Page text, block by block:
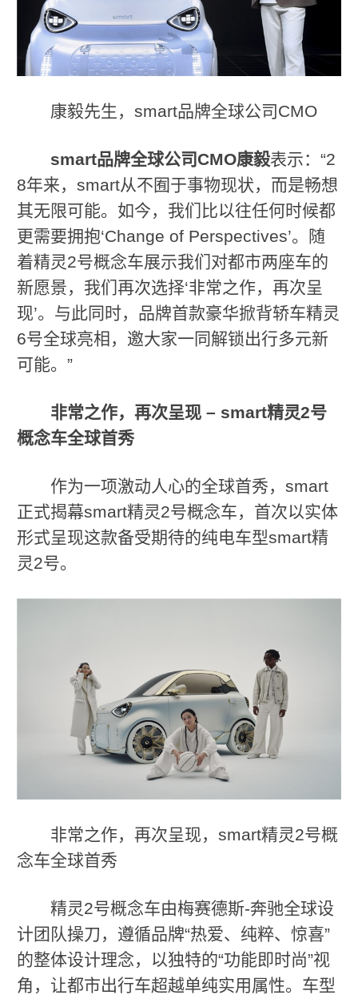
康毅先生，smart品牌全球公司CMO
smart品牌全球公司 CMO康毅表示：“2
8年来，smart从不囿于事物现状，而是畅想
其无限可能。如今，我们比以往任何时候都
更需要拥抱‘Change of Perspectives’。随
着精灵2号概念车展示我们对都市两座车的
新愿景，我们再次选择‘非常之作，再次呈
现’。与此同时，品牌首款豪华掀背轿车精灵
6号全球亮相，邀大家一同解锁出行多元新
可能。”
非常之作，再次呈现 – smart精灵2号
概念车全球首秀
作为一项激动人心的全球首秀，smart
正式揭幕smart精灵2号概念车，首次以实体
形式呈现这款备受期待的纯电车型smart精
灵2号。
非常之作，再次呈现，smart精灵2号概
念车全球首秀
精灵2号概念车由梅赛德斯-奔驰全球设
计团队操刀，遵循品牌“热爱、纯粹、惊喜”
的整体设计理念，以独特的“功能即时尚”视
角，让都市出行车超越单纯实用属性。车型